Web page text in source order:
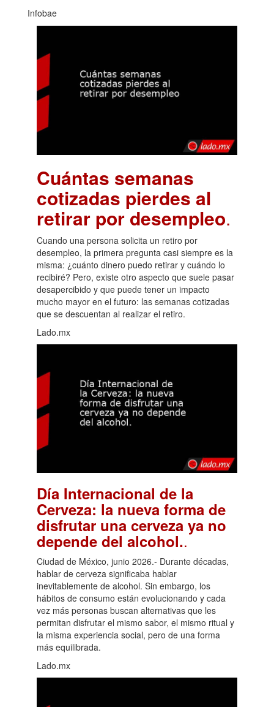
Infobae
Cuántas semanas
cotizadas pierdes al
retirar por desempleo.
Cuando una persona solicita un retiro por
desempleo, la primera pregunta casi siempre es la
misma: ¿cuánto dinero puedo retirar y cuándo lo
recibiré? Pero, existe otro aspecto que suele pasar
desapercibido y que puede tener un impacto
mucho mayor en el futuro: las semanas cotizadas
que se descuentan al realizar el retiro.
Lado.mx
Día Internacional de la
Cerveza: la nueva forma de
disfrutar una cerveza ya no
depende del alcohol..
Ciudad de México, junio 2026.- Durante décadas,
hablar de cerveza significaba hablar
inevitablemente de alcohol. Sin embargo, los
hábitos de consumo están evolucionando y cada
vez más personas buscan alternativas que les
permitan disfrutar el mismo sabor, el mismo ritual y
la misma experiencia social, pero de una forma
más equilibrada.
Lado.mx